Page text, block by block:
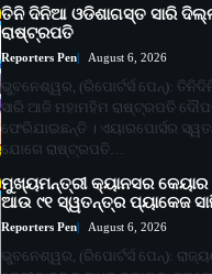
ତିନି ଦିନିଆ ଓଡିଶାଗସ୍ତ ସାରି
ରାଷ୍ଟ୍ରପତି
Reporters Pen August 6, 2026
ଭୁବନେଶ୍ୱର, (ରିପୋର୍ଟର୍ସ ପେନ୍‌):
ସାରି ଆଜି ମହାମହିମ ରାଷ୍ଟ୍ରପତି
ଫେରିଯାଇଛନ୍ତି । ଏୟାରପୋର୍ସର
ଯୋଗେ ରାଷ୍ଟ୍ରପତି…
ମୁଖ୍ୟମନ୍ତ୍ରୀ କ୍ୟାନସର
ଆଉ ୯୧ ସ୍ୱତନ୍ତ୍ର ପ୍ୟାକେଜ
Reporters Pen August 6, 2026
ଭୁବନେଶ୍ୱର, (ରିପୋର୍ଟର୍ସ ପେନ୍‌):